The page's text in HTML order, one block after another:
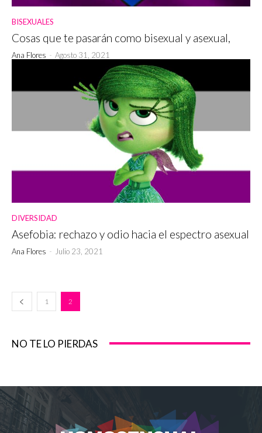
BISEXUALES
Cosas que te pasarán como bisexual y asexual,
Ana Flores - Agosto 31, 2021
DIVERSIDAD
Asefobia: rechazo y odio hacia el espectro asexual
Ana Flores - Julio 23, 2021
1 2
NO TE LO PIERDAS